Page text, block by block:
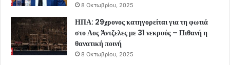
8 Οκτωβρίου, 2025
ΗΠΑ: 29χρονος κατηγορείται για τη φωτιά
στο Λος Άντζελες με 31 νεκρούς – Πιθανή η
θανατική ποινή
8 Οκτωβρίου, 2025